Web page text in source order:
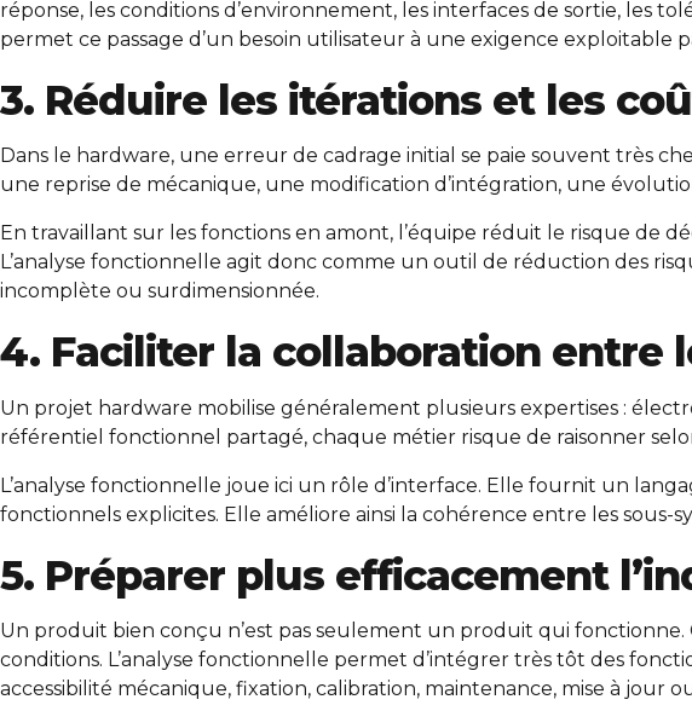
réponse, les conditions d’environnement, les interfaces de sortie, les
permet ce passage d’un besoin utilisateur à une exigence exploitable
3. Réduire les itérations et les
Dans le hardware, une erreur de cadrage initial se paie souvent très
une reprise de mécanique, une modification d’intégration, une
En travaillant sur les fonctions en amont, l’équipe réduit le risque de
L’analyse fonctionnelle agit donc comme un outil de réduction des
incomplète ou surdimensionnée.
4. Faciliter la collaboration entre
Un projet hardware mobilise généralement plusieurs expertises :
référentiel fonctionnel partagé, chaque métier risque de raisonner
L’analyse fonctionnelle joue ici un rôle d’interface. Elle fournit un
fonctionnels explicites. Elle améliore ainsi la cohérence entre les sous-
5. Préparer plus efficacement
Un produit bien conçu n’est pas seulement un produit qui fonctionne.
conditions. L’analyse fonctionnelle permet d’intégrer très tôt des
accessibilité mécanique, fixation, calibration, maintenance, mise à jour